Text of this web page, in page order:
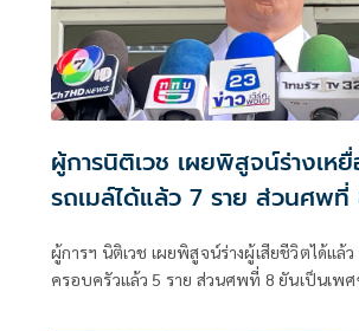
ผู้การนิติเวช เผยพิสูจน์ร่างเห
รถเมล์ได้แล้ว 7 ราย ส่วนศพ
ผู้การฯ นิติเวช เผยพิสูจน์ร่างผู้เสียชีวิตได้แล้
ครอบครัวแล้ว 5 ราย ส่วนศพที่ 8 ยันเป็นเพ